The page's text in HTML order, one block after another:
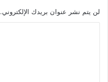
لن يتم نشر عنوان بريدك الإلكتروني.